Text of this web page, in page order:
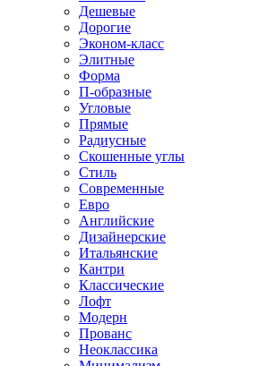
Дешевые
Дорогие
Эконом-класс
Элитные
Форма
П-образные
Угловые
Прямые
Радиусные
Скошенные углы
Стиль
Современные
Евро
Английские
Дизайнерские
Итальянские
Кантри
Классические
Лофт
Модерн
Прованс
Неоклассика